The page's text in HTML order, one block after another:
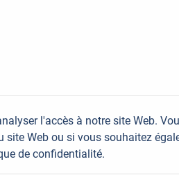
l'accès à notre site Web.
Web ou si vous souhaitez
de confidentialité.